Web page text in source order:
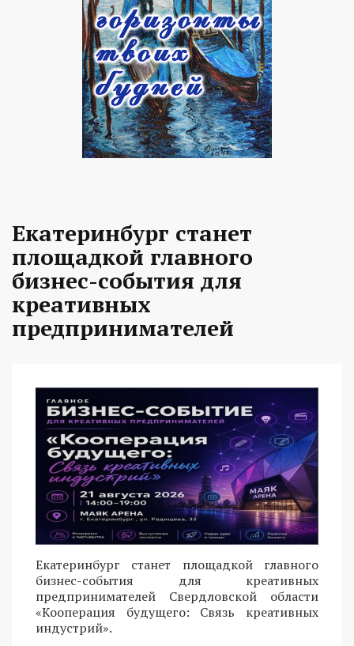
Екатеринбург станет
площадкой главного
бизнес-события для
креативных
предпринимателей
Екатеринбург станет площадкой главного
бизнес-события для креативных
предпринимателей Свердловской области
«Кооперация будущего: Связь креативных
индустрий».